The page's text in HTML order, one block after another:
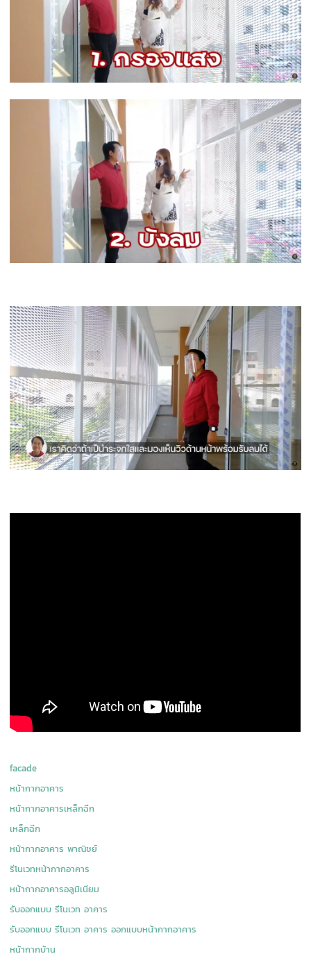
facade
หน้ากากอาคาร
หน้ากากอาคารเหล็กฉีก
เหล็กฉีก
หน้ากากอาคาร พาณิชย์
รีโนเวทหน้ากากอาคาร
หน้ากากอาคารอลูมิเนียม
รับออกแบบ รีโนเวท อาคาร
รับออกแบบ รีโนเวท อาคาร ออกแบบหน้ากากอาคาร
หน้ากากบ้าน